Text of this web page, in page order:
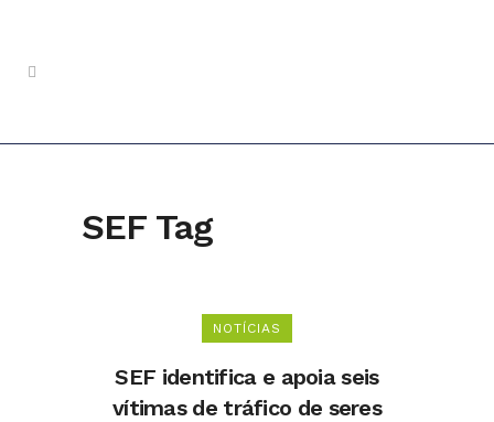
SEF Tag
NOTÍCIAS
SEF identifica e apoia seis
vítimas de tráfico de seres